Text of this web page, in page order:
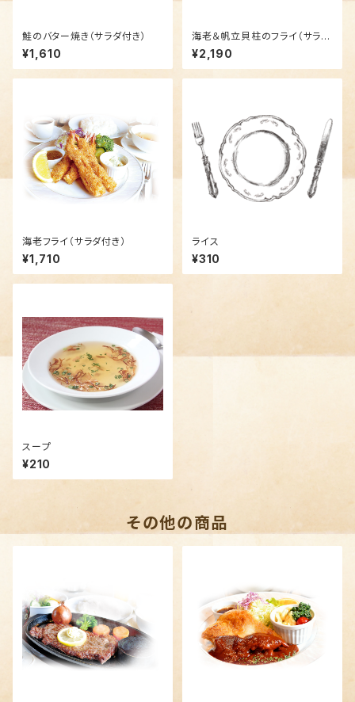
鮭のバター焼き（サラダ付き）
¥1,610
海老＆帆立貝柱のフライ（サラダ
付き）
¥2,190
海老フライ（サラダ付き）
¥1,710
ライス
¥310
スープ
¥210
その他の商品